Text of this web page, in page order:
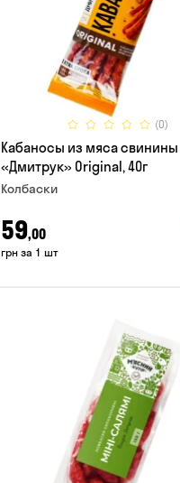
(0)
Кабаносы из мяса свинины
«Дмитрук» Original, 40г
Колбаски
59,00
грн за 1 шт